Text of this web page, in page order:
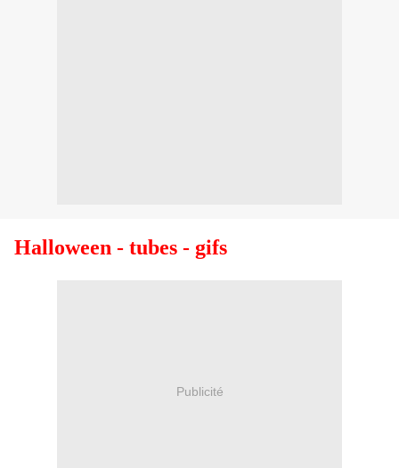
Halloween - tubes - gifs
Publicité